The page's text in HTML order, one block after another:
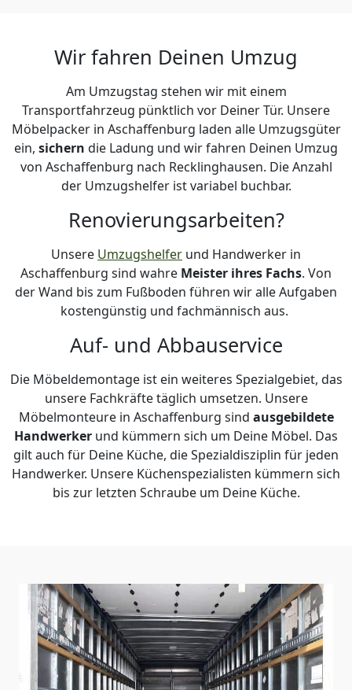
Wir fahren Deinen Umzug
Am Umzugstag stehen wir mit einem
Transportfahrzeug pünktlich vor Deiner Tür. Unsere
Möbelpacker in Aschaffenburg laden alle Umzugsgüter
ein, sichern die Ladung und wir fahren Deinen Umzug
von Aschaffenburg nach Recklinghausen. Die Anzahl
der Umzugshelfer ist variabel buchbar.
Renovierungsarbeiten?
Unsere Umzugshelfer und Handwerker in
Aschaffenburg sind wahre Meister ihres Fachs. Von
der Wand bis zum Fußboden führen wir alle Aufgaben
kostengünstig und fachmännisch aus.
Auf- und Abbauservice
Die Möbeldemontage ist ein weiteres Spezialgebiet, das
unsere Fachkräfte täglich umsetzen. Unsere
Möbelmonteure in Aschaffenburg sind ausgebildete
Handwerker und kümmern sich um Deine Möbel. Das
gilt auch für Deine Küche, die Spezialdisziplin für jeden
Handwerker. Unsere Küchenspezialisten kümmern sich
bis zur letzten Schraube um Deine Küche.